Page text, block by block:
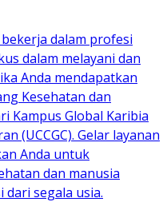
dalam profesi
dalam melayani dan
Anda mendapatkan
Kesehatan dan
Kampus Global Karibia
(UCCGC). Gelar layanan
Anda untuk
dan manusia
dari segala usia.